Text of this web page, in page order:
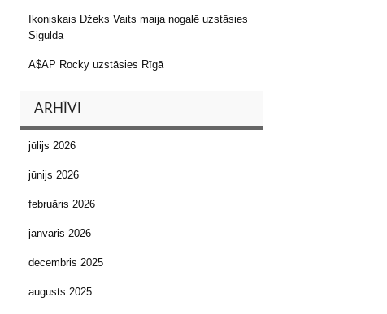
Ikoniskais Džeks Vaits maija nogalē uzstāsies
Siguldā
A$AP Rocky uzstāsies Rīgā
ARHĪVI
jūlijs 2026
jūnijs 2026
februāris 2026
janvāris 2026
decembris 2025
augusts 2025